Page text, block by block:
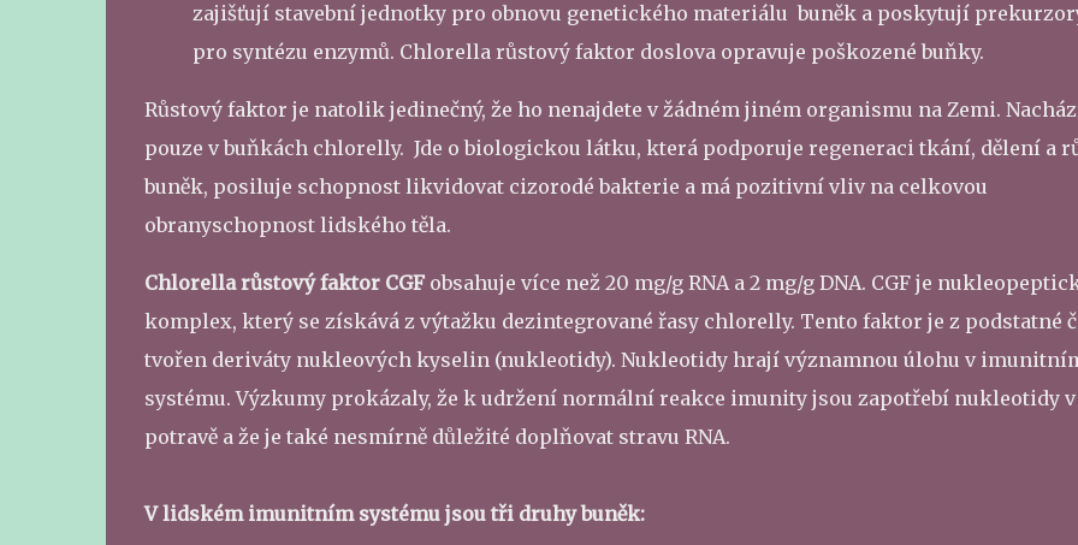
zajišťují stavební jednotky pro obnovu genetického materiálu buněk a poskytují
pro syntézu enzymů. Chlorella růstový faktor doslova opravuje poškozené buňky.
Růstový faktor je natolik jedinečný, že ho nenajdete v žádném jiném organismu na Zemi.
pouze v buňkách chlorelly. Jde o biologickou látku, která podporuje regeneraci tkání, dělení a
buněk, posiluje schopnost likvidovat cizorodé bakterie a má pozitivní vliv na celkovou
obranyschopnost lidského těla.
Chlorella růstový faktor CGFobsahuje více než 20 mg/g RNA a 2 mg/g DNA. CGF je
komplex, který se získává z výtažku dezintegrované řasy chlorelly. Tento faktor je z podstatné
tvořen deriváty nukleových kyselin (nukleotidy). Nukleotidy hrají významnou úlohu v
systému. Výzkumy prokázaly, že k udržení normální reakce imunity jsou zapotřebí nukleotidy v
potravě a že je také nesmírně důležité doplňovat stravu RNA.
V lidském imunitním systému jsou tři druhy buněk: